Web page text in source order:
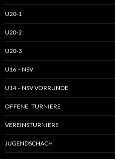
U20-1
U20-2
U20-3
U16 – NSV
U14 – NSV VORRUNDE
OFFENE TURNIERE
VEREINSTURNIERE
JUGENDSCHACH